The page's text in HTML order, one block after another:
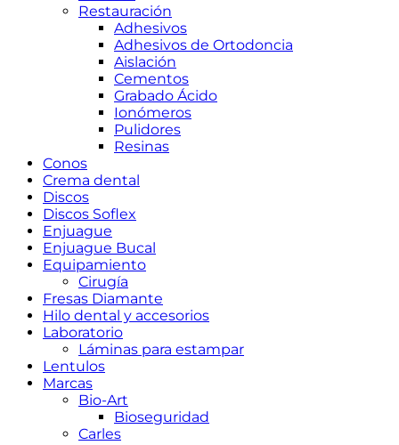
Restauración
Adhesivos
Adhesivos de Ortodoncia
Aislación
Cementos
Grabado Ácido
Ionómeros
Pulidores
Resinas
Conos
Crema dental
Discos
Discos Soflex
Enjuague
Enjuague Bucal
Equipamiento
Cirugía
Fresas Diamante
Hilo dental y accesorios
Laboratorio
Láminas para estampar
Lentulos
Marcas
Bio-Art
Bioseguridad
Carles